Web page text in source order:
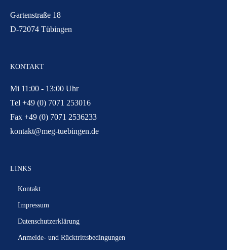
Gartenstraße 18
D-72074 Tübingen
KONTAKT
Mi 11:00 - 13:00 Uhr
Tel +49 (0) 7071 253016
Fax +49 (0) 7071 2536233
kontakt@meg-tuebingen.de
LINKS
Kontakt
Impressum
Datenschutzerklärung
Anmelde- und Rücktrittsbedingungen